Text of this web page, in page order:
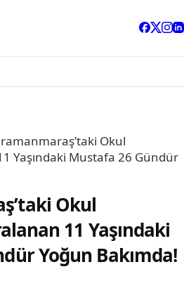
Okul
Yaşındaki Mustafa 26 Gündür
Okul
11 Yaşındaki
Yoğun Bakımda!